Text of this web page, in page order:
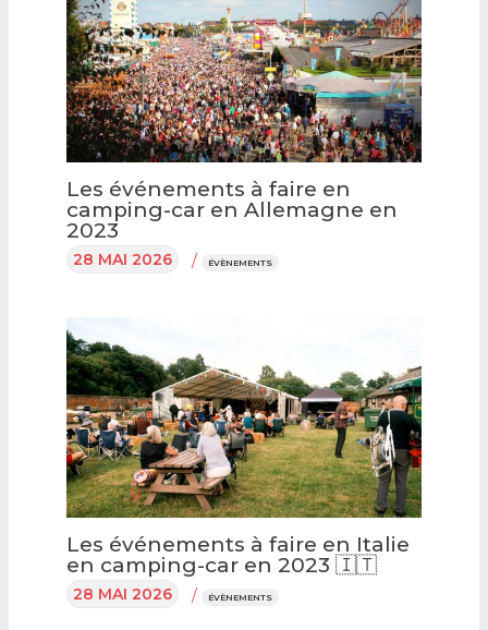
Les événements à faire en
camping-car en Allemagne en
2023
28 MAI 2026 / ÉVÈNEMENTS
Les événements à faire en Italie
en camping-car en 2023 🇮🇹
28 MAI 2026 / ÉVÈNEMENTS